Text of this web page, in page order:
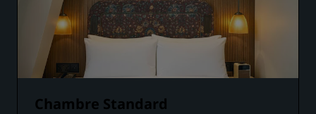
Chambre Standard